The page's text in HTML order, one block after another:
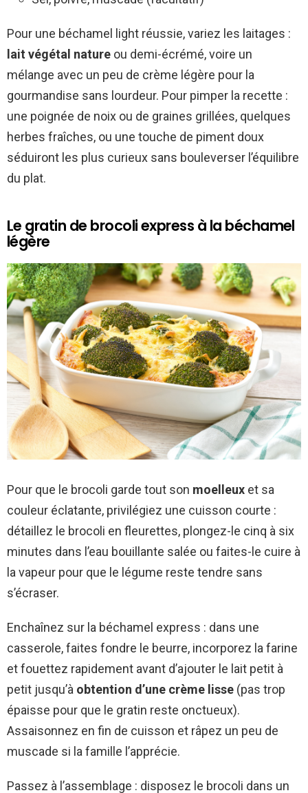
Pour une béchamel light réussie, variez les laitages :
lait végétal nature ou demi-écrémé, voire un
mélange avec un peu de crème légère pour la
gourmandise sans lourdeur. Pour pimper la recette :
une poignée de noix ou de graines grillées, quelques
herbes fraîches, ou une touche de piment doux
séduiront les plus curieux sans bouleverser l’équilibre
du plat.
Le gratin de brocoli express à la béchamel
légère
Pour que le brocoli garde tout son moelleux et sa
couleur éclatante, privilégiez une cuisson courte :
détaillez le brocoli en fleurettes, plongez-le cinq à six
minutes dans l’eau bouillante salée ou faites-le cuire à
la vapeur pour que le légume reste tendre sans
s’écraser.
Enchaînez sur la béchamel express : dans une
casserole, faites fondre le beurre, incorporez la farine
et fouettez rapidement avant d’ajouter le lait petit à
petit jusqu’à obtention d’une crème lisse (pas trop
épaisse pour que le gratin reste onctueux).
Assaisonnez en fin de cuisson et râpez un peu de
muscade si la famille l’apprécie.
Passez à l’assemblage : disposez le brocoli dans un